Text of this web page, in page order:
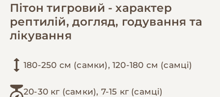
Пітон тигровий - характер
рептилій, догляд, годування та
лікування
180-250 см (самки), 120-180 см (самці)
20-30 кг (самки), 7-15 кг (самці)